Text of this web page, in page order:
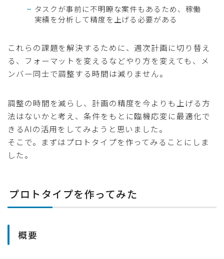
タスクが事前に不明瞭な案件もあるため、稼働
実績を分析して精度を上げる必要がある
これらの課題を解決するために、週次計画に切り替え
る、フォーマットを変えるなどやり方を変えても、メ
ンバー同士で調整する時間は減りません。
調整の時間を減らし、計画の精度を今よりも上げる方
法はないかと考え、条件をもとに臨機応変に最適化で
きるAIの活用をしてみようと思いました。
そこで。まずはプロトタイプを作ってみることにしま
した。
プロトタイプを作ってみた
概要